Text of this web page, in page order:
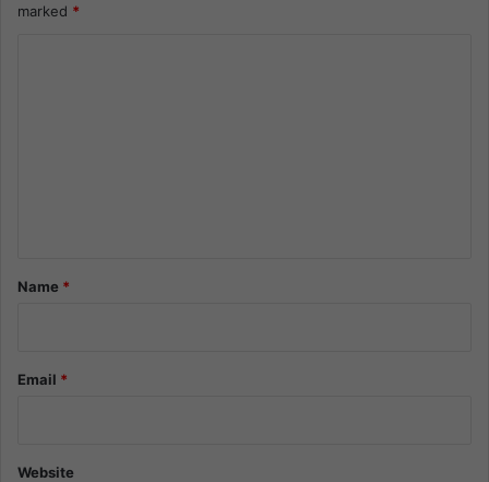
marked *
*Name *
Email *
Website